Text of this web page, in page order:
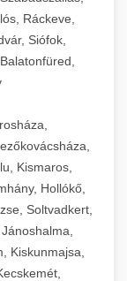
Ráckeve,
Siófok,
Kismaros,
Hollókő,
Soltvadkert,
Kiskunmajsa,